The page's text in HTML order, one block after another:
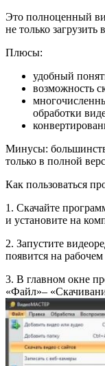
Это полноценный
не только
Плюсы:
удобный
возможность
обработки
Минусы:
только в полной
Как пользоваться
1. Скачайте
и установите на
2. Запустите
появится на рабочем
3. В главном окне
«Файл»–